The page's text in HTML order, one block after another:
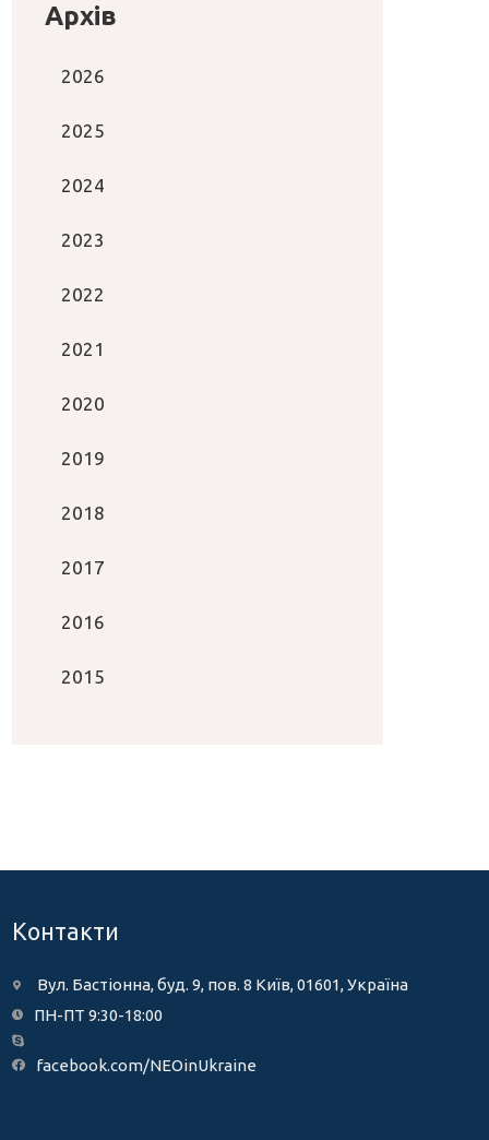
Архів
2026
2025
2024
2023
2022
2021
2020
2019
2018
2017
2016
2015
Контакти
Вул. Бастіонна, буд. 9, пов. 8 Київ, 01601, Україна
ПН-ПТ 9:30-18:00
facebook.com/NEOinUkraine